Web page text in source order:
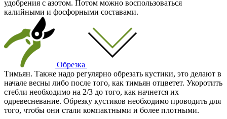
удобрения с азотом. Потом можно воспользоваться
калийными и фосфорными составами.
Обрезка
Тимьян. Также надо регулярно обрезать кустики, это делают в
начале весны либо после того, как тимьян отцветет. Укоротить
стебли необходимо на 2/3 до того, как начнется их
одревесневание. Обрезку кустиков необходимо проводить для
того, чтобы они стали компактными и более плотными.